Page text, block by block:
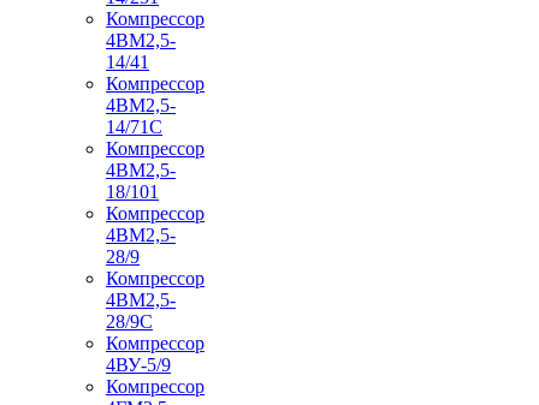
Компрессор
4ВМ2,5-
14/41
Компрессор
4ВМ2,5-
14/71C
Компрессор
4ВМ2,5-
18/101
Компрессор
4ВМ2,5-
28/9
Компрессор
4ВМ2,5-
28/9С
Компрессор
4ВУ-5/9
Компрессор